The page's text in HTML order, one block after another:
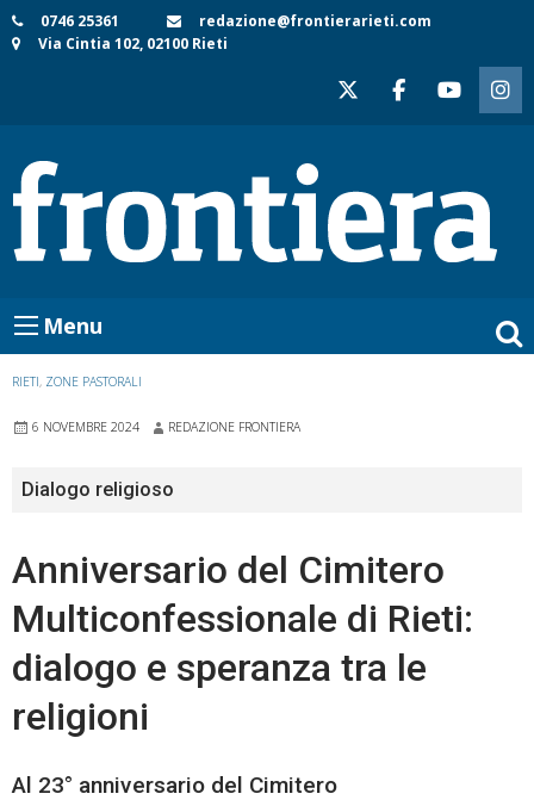
Skip
to
0746 25361
redazione@frontierarieti.com
Via Cintia 102, 02100 Rieti
Menu
RIETI, ZONE PASTORALI
6 NOVEMBRE 2024 REDAZIONE FRONTIERA
Dialogo religioso
Anniversario del Cimitero
Multiconfessionale di Rieti:
dialogo e speranza tra le
religioni
Al 23° anniversario del Cimitero